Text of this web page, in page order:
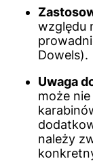
względu
Dowels).
Uwaga
może
należy